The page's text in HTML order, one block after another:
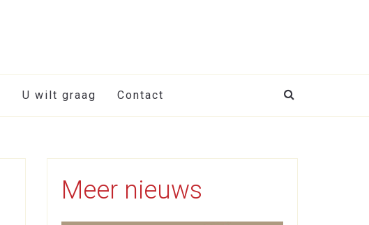
U wilt graag Contact
Meer nieuws